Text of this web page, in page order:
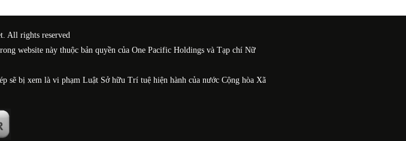
All rights reserved
website này thuộc bản quyền của One Pacific Holdings và Tạp chí Nữ
sẽ bị xem là vi phạm Luật Sở hữu Trí tuệ hiện hành của nước Cộng hòa Xã